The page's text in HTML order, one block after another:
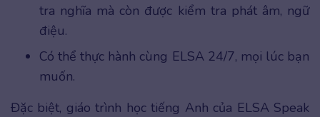
tra nghĩa mà còn được kiểm tra phát âm, ngữ
điệu.
Có thể thực hành cùng ELSA 24/7, mọi lúc bạn
muốn.
Đặc biệt, giáo trình học tiếng Anh của ELSA Speak